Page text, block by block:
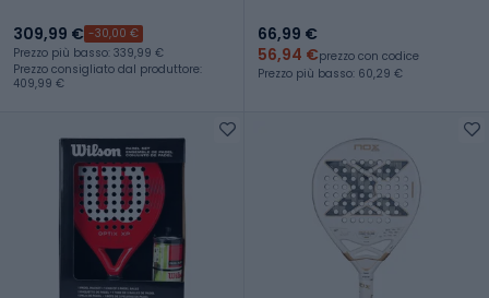
309,99 € -30,00 €
Prezzo più basso: 339,99 €
Prezzo consigliato dal produttore:
409,99 €
66,99 €
56,94 €prezzo con codice
Prezzo più basso: 60,29 €